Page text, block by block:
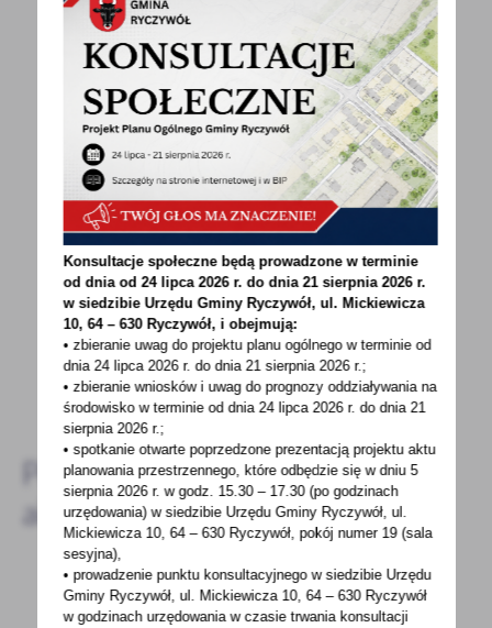
POWRÓT UDOSTĘPNIJ
POPRZEDNI NASTĘPNY
Spodobała Ci się informacja? Zostaw nam swoją opinię
- to dla Ciebie staramy się być najlepsi, a Twoje zdanie
bardzo nam w tym pomoże!
DODAJ KOMENTARZ
Pozostałe
aktualności
26 - 08 - 2020
Konsultacje społeczne będą prowadzone w terminie
od dnia od 24 lipca 2026 r. do dnia 21 sierpnia 2026 r.
w siedzibie Urzędu Gminy Ryczywół, ul. Mickiewicza
10, 64 – 630 Ryczywół, i obejmują:
• zbieranie uwag do projektu planu ogólnego w terminie od
dnia 24 lipca 2026 r. do dnia 21 sierpnia 2026 r.;
• zbieranie wniosków i uwag do prognozy oddziaływania na
środowisko w terminie od dnia 24 lipca 2026 r. do dnia 21
sierpnia 2026 r.;
• spotkanie otwarte poprzedzone prezentacją projektu aktu
planowania przestrzennego, które odbędzie się w dniu 5
sierpnia 2026 r.w godz. 15.30 – 17.30 (po godzinach
urzędowania) w siedzibie Urzędu Gminy Ryczywół, ul.
Mickiewicza 10, 64 – 630 Ryczywół, pokójnumer 19 (sala
sesyjna),
• prowadzenie punktu konsultacyjnego w siedzibie Urzędu
Gminy Ryczywół, ul. Mickiewicza 10, 64 – 630 Ryczywół
w godzinachurzędowania w czasie trwania konsultacji